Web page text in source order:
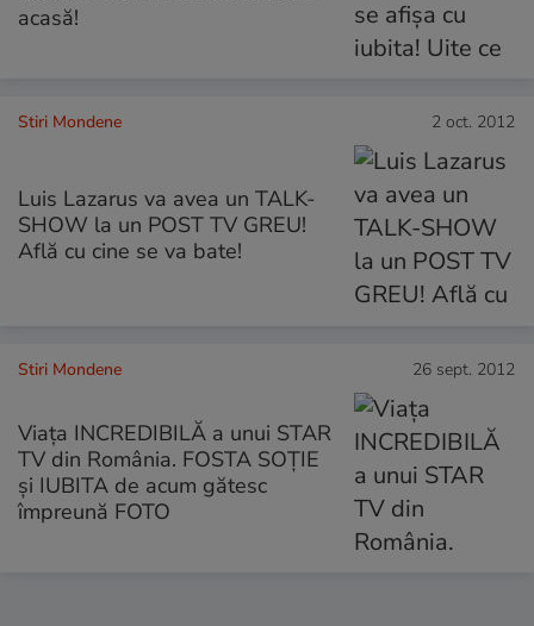
acasă!
Stiri Mondene 2 oct. 2012
Luis Lazarus va avea un TALK-
SHOW la un POST TV GREU!
Află cu cine se va bate!
Stiri Mondene 26 sept. 2012
Viaţa INCREDIBILĂ a unui STAR
TV din România. FOSTA SOŢIE
şi IUBITA de acum gătesc
împreună FOTO